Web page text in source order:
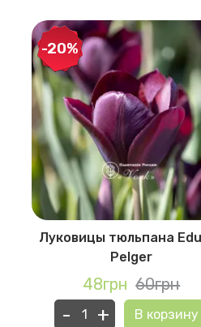
-20%
Луковицы тюльпана
Pelger
48грн 60грн
- + В корзину